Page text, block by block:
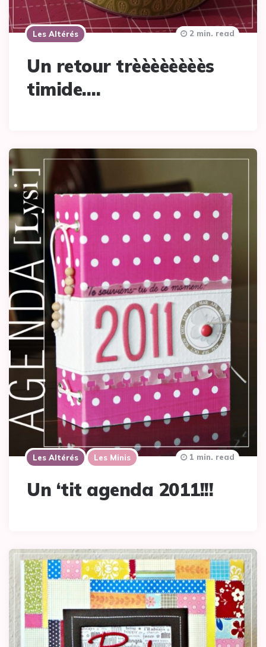
Les Altérés
Un retour trèèèèèèèès
timide….
2 min. read
Les Altérés Les Minis
Un ‘tit agenda 2011!!!
1 min. read